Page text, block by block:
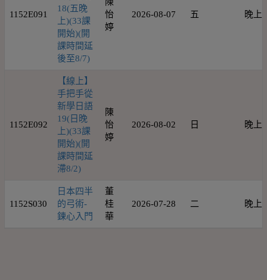
1152E091
18(五晚
上)(33課
開始)(開
課時間延
後至8/7)
陳
怡
婷
2026-08-07 五 晚上
1152E092
【線上】
手把手從
新學日語
19(日晚
上)(33課
開始)(開
課時間延
滯8/2)
陳
怡
婷
2026-08-02 日 晚上
1152S030
日本四半
的弓術-
鍊心入門
董
桂
華
2026-07-28 二 晚上